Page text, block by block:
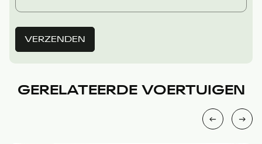
VERZENDEN
GERELATEERDE VOERTUIGEN